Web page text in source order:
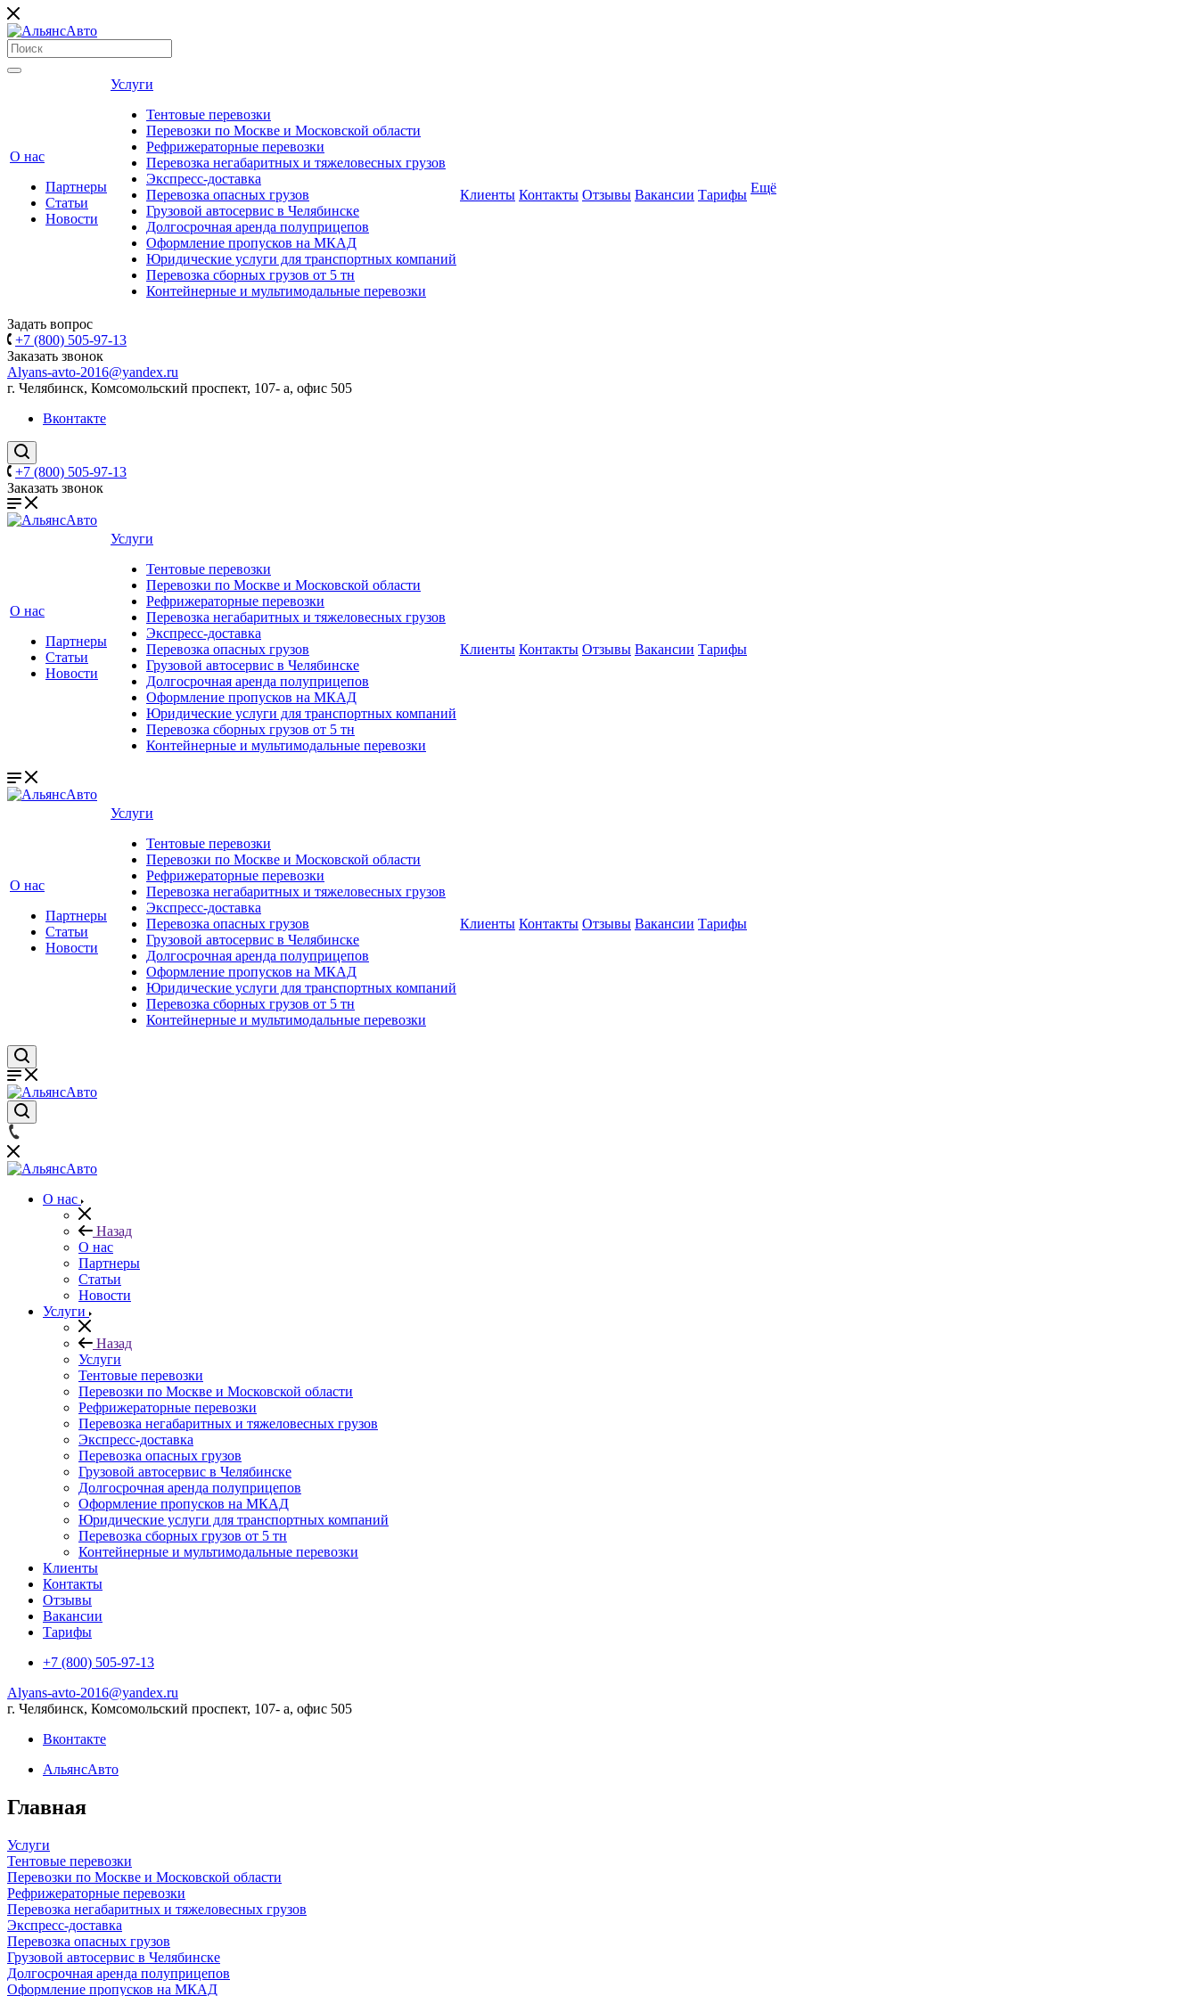
О нас
Партнеры
Статьи
Новости
Услуги
Тентовые перевозки
Перевозки по Москве и Московской области
Рефрижераторные перевозки
Перевозка негабаритных и тяжеловесных грузов
Экспресс-доставка
Перевозка опасных грузов
Грузовой автосервис в Челябинске
Долгосрочная аренда полуприцепов
Оформление пропусков на МКАД
Юридические услуги для транспортных компаний
Перевозка сборных грузов от 5 тн
Контейнерные и мультимодальные перевозки
Клиенты Контакты Отзывы Вакансии Тарифы Ещё
Задать вопрос
+7 (800) 505-97-13
Заказать звонок
Alyans-avto-2016@yandex.ru
г. Челябинск, Комсомольский проспект, 107- а, офис 505
Вконтакте
+7 (800) 505-97-13
Заказать звонок
О нас
Партнеры
Статьи
Новости
Услуги
Тентовые перевозки
Перевозки по Москве и Московской области
Рефрижераторные перевозки
Перевозка негабаритных и тяжеловесных грузов
Экспресс-доставка
Перевозка опасных грузов
Грузовой автосервис в Челябинске
Долгосрочная аренда полуприцепов
Оформление пропусков на МКАД
Юридические услуги для транспортных компаний
Перевозка сборных грузов от 5 тн
Контейнерные и мультимодальные перевозки
Клиенты Контакты Отзывы Вакансии Тарифы
О нас
Партнеры
Статьи
Новости
Услуги
Тентовые перевозки
Перевозки по Москве и Московской области
Рефрижераторные перевозки
Перевозка негабаритных и тяжеловесных грузов
Экспресс-доставка
Перевозка опасных грузов
Грузовой автосервис в Челябинске
Долгосрочная аренда полуприцепов
Оформление пропусков на МКАД
Юридические услуги для транспортных компаний
Перевозка сборных грузов от 5 тн
Контейнерные и мультимодальные перевозки
Клиенты Контакты Отзывы Вакансии Тарифы
О нас
Назад
О нас
Партнеры
Статьи
Новости
Услуги
Назад
Услуги
Тентовые перевозки
Перевозки по Москве и Московской области
Рефрижераторные перевозки
Перевозка негабаритных и тяжеловесных грузов
Экспресс-доставка
Перевозка опасных грузов
Грузовой автосервис в Челябинске
Долгосрочная аренда полуприцепов
Оформление пропусков на МКАД
Юридические услуги для транспортных компаний
Перевозка сборных грузов от 5 тн
Контейнерные и мультимодальные перевозки
Клиенты
Контакты
Отзывы
Вакансии
Тарифы
+7 (800) 505-97-13
Alyans-avto-2016@yandex.ru
г. Челябинск, Комсомольский проспект, 107- а, офис 505
Вконтакте
АльянсАвто
Главная
Услуги
Тентовые перевозки
Перевозки по Москве и Московской области
Рефрижераторные перевозки
Перевозка негабаритных и тяжеловесных грузов
Экспресс-доставка
Перевозка опасных грузов
Грузовой автосервис в Челябинске
Долгосрочная аренда полуприцепов
Оформление пропусков на МКАД